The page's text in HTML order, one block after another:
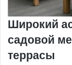
Широкий
садовой
террасы